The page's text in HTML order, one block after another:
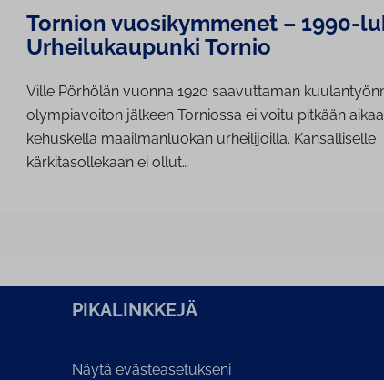
Tornion vuosikymmenet – 1990-
Urheilukaupunki Tornio
Ville Pörhölän vuonna 1920 saavuttaman
olympiavoiton jälkeen Torniossa ei voitu pitkään
kehuskella maailmanluokan urheilijoilla. Kansalliselle
kärkitasollekaan ei ollut…
PI­KA­LINK­KE­JÄ
Näytä evästeasetukseni